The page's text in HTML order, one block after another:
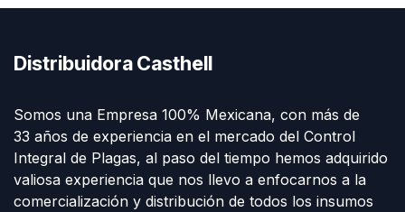
Distribuidora Casthell
Somos una Empresa 100% Mexicana, con más de
33 años de experiencia en el mercado del Control
Integral de Plagas, al paso del tiempo hemos adquirido
valiosa experiencia que nos llevo a enfocarnos a la
comercialización y distribución de todos los insumos